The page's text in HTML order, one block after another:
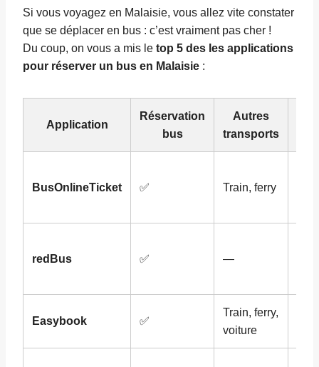
Si vous voyagez en Malaisie, vous allez vite constater
que se déplacer en bus : c’est vraiment pas cher !
Du coup, on vous a mis le top 5 des les applications
pour réserver un bus en Malaisie :
Application
Réservation
bus
Autres
transports
BusOnlineTicket ✅ Train, ferry
redBus ✅ —
Easybook ✅
Train, ferry,
voiture